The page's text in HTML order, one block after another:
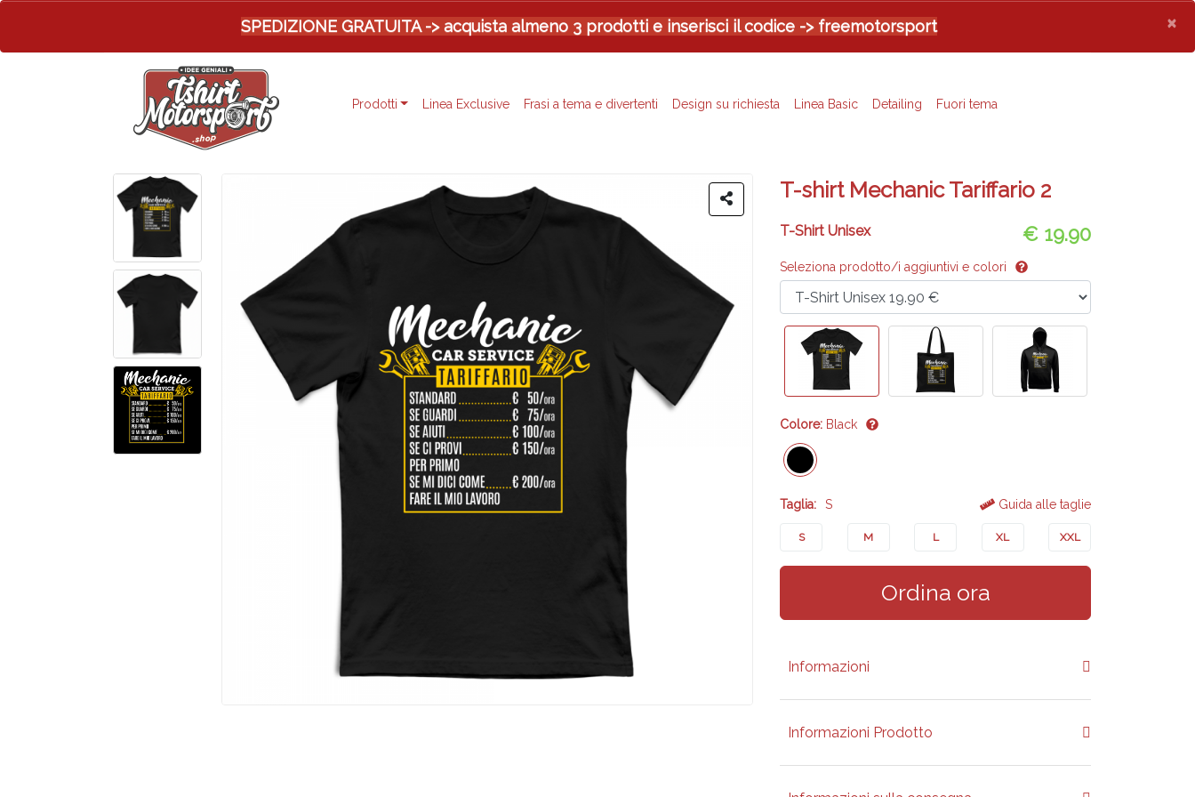
SPEDIZIONE GRATUITA -> acquista almeno 3 prodotti e inserisci il codice -> freemotorsport ×
Prodotti Linea Exclusive Frasi a tema e divertenti Design su richiesta Linea Basic Detailing Fuori tema
T-shirt Mechanic Tariffario 2
T-Shirt Unisex € 19.90
Seleziona prodotto/i aggiuntivi e colori
Colore: Black
Taglia: S Guida alle taglie
S M L XL XXL
Ordina ora
Informazioni
Informazioni Prodotto